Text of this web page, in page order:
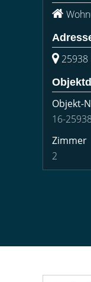
25938
Objekt-
16-
Zimmer
2